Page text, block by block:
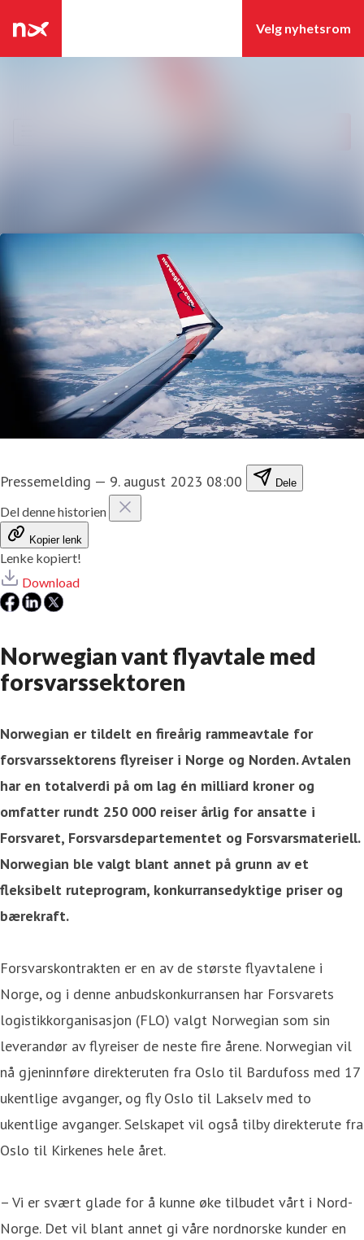
Pressemelding — 9. august 2023 08:00 Dele
Del denne historien
Kopier lenk
Lenke kopiert!
Download
Norwegian vant flyavtale med
forsvarssektoren
Norwegian er tildelt en fireårig rammeavtale for
forsvarssektorens flyreiser i Norge og Norden. Avtalen
har en totalverdi på om lag én milliard kroner og
omfatter rundt 250 000 reiser årlig for ansatte i
Forsvaret, Forsvarsdepartementet og Forsvarsmateriell.
Norwegian ble valgt blant annet på grunn av et
fleksibelt ruteprogram, konkurransedyktige priser og
bærekraft.
Forsvarskontrakten er en av de største flyavtalene i
Norge, og i denne anbudskonkurransen har Forsvarets
logistikkorganisasjon (FLO) valgt Norwegian som sin
leverandør av flyreiser de neste fire årene. Norwegian vil
nå gjeninnføre direkteruten fra Oslo til Bardufoss med 17
ukentlige avganger, og fly Oslo til Lakselv med to
ukentlige avganger. Selskapet vil også tilby direkterute fra
Oslo til Kirkenes hele året.
– Vi er svært glade for å kunne øke tilbudet vårt i Nord-
Norge. Det vil blant annet gi våre nordnorske kunder en